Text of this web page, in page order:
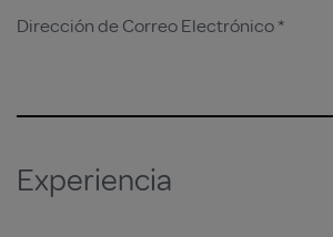
Dirección de Correo Electrónico *
Experiencia